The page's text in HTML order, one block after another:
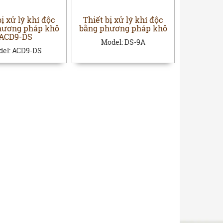
xử lý khí độc
pháp khô
DS
ACD9-DS
Thiết bị xử lý khí độc
bằng phương pháp khô
Model:DS-9A